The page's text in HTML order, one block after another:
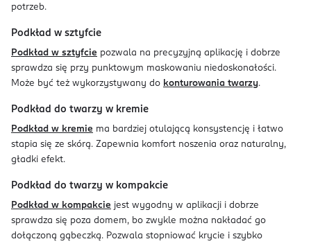
potrzeb.
Podkład w sztyfcie
Podkład w sztyfcie pozwala na precyzyjną aplikację i dobrze
sprawdza się przy punktowym maskowaniu niedoskonałości.
Może być też wykorzystywany do konturowania twarzy.
Podkład do twarzy w kremie
Podkład w kremie ma bardziej otulającą konsystencję i łatwo
stapia się ze skórą. Zapewnia komfort noszenia oraz naturalny,
gładki efekt.
Podkład do twarzy w kompakcie
Podkład w kompakcie jest wygodny w aplikacji i dobrze
sprawdza się poza domem, bo zwykle można nakładać go
dołączoną gąbeczką. Pozwala stopniować krycie i szybko